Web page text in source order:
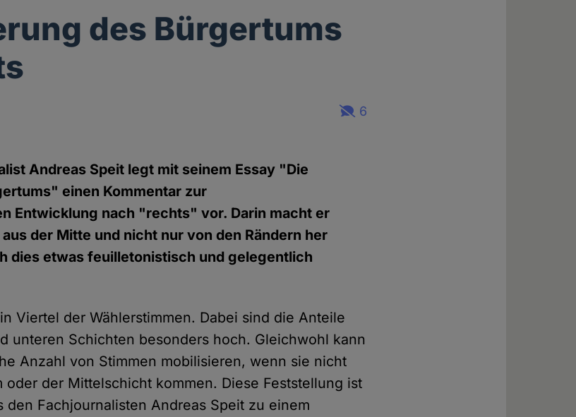
des Bürgertums
6
Andreas Speit legt mit seinem Essay "Die
einen Kommentar zur
Entwicklung nach "rechts" vor. Darin macht er
der Mitte und nicht nur von den Rändern her
dies etwas feuilletonistisch und gelegentlich
Viertel der Wählerstimmen. Dabei sind die Anteile
unteren Schichten besonders hoch. Gleichwohl kann
Anzahl von Stimmen mobilisieren, wenn sie nicht
oder der Mittelschicht kommen. Diese Feststellung ist
den Fachjournalisten Andreas Speit zu einem